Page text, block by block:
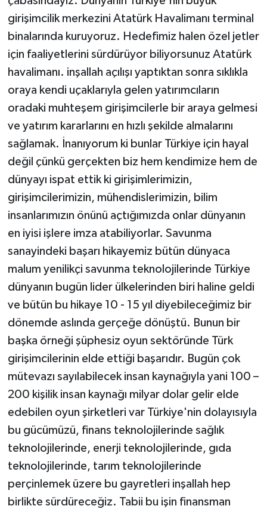
girişimcilik merkezini Atatürk Havalimanı terminal
binalarında kuruyoruz. Hedefimiz halen özel jetler
için faaliyetlerini sürdürüyor biliyorsunuz Atatürk
havalimanı. inşallah açılışı yaptıktan sonra sıklıkla
oraya kendi uçaklarıyla gelen yatırımcıların
oradaki muhteşem girişimcilerle bir araya gelmesi
ve yatırım kararlarını en hızlı şekilde almalarını
sağlamak. İnanıyorum ki bunlar Türkiye için hayal
değil çünkü gerçekten biz hem kendimize hem de
dünyayı ispat ettik ki girişimlerimizin,
girişimcilerimizin, mühendislerimizin, bilim
insanlarımızın önünü açtığımızda onlar dünyanın
en iyisi işlere imza atabiliyorlar. Savunma
sanayindeki başarı hikayemiz bütün dünyaca
malum yenilikçi savunma teknolojilerinde Türkiye
dünyanın bugün lider ülkelerinden biri haline geldi
ve bütün bu hikaye 10 - 15 yıl diyebileceğimiz bir
dönemde aslında gerçeğe dönüştü. Bunun bir
başka örneği şüphesiz oyun sektöründe Türk
girişimcilerinin elde ettiği başarıdır. Bugün çok
mütevazı sayılabilecek insan kaynağıyla yani 100 –
200 kişilik insan kaynağı milyar dolar gelir elde
edebilen oyun şirketleri var Türkiye'nin dolayısıyla
bu gücümüzü, finans teknolojilerinde sağlık
teknolojilerinde, enerji teknolojilerinde, gıda
teknolojilerinde, tarım teknolojilerinde
perçinlemek üzere bu gayretleri inşallah hep
birlikte sürdüreceğiz. Tabii bu işin finansman